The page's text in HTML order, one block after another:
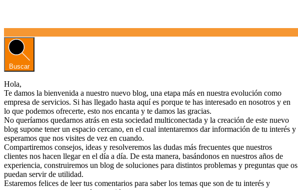
Buscar
Hola,
Te damos la bienvenida a nuestro nuevo blog, una etapa más en nuestra evolución como
empresa de servicios. Si has llegado hasta aquí es porque te has interesado en nosotros y en
lo que podemos ofrecerte, esto nos encanta y te damos las gracias.
No queríamos quedarnos atrás en esta sociedad multiconectada y la creación de este nuevo
blog supone tener un espacio cercano, en el cual intentaremos dar información de tu interés y
esperamos que nos visites de vez en cuando.
Compartiremos consejos, ideas y resolveremos las dudas más frecuentes que nuestros
clientes nos hacen llegar en el día a día. De esta manera, basándonos en nuestros años de
experiencia, construiremos un blog de soluciones para distintos problemas y preguntas que os
puedan servir de utilidad.
Estaremos felices de leer tus comentarios para saber los temas que son de tu interés y